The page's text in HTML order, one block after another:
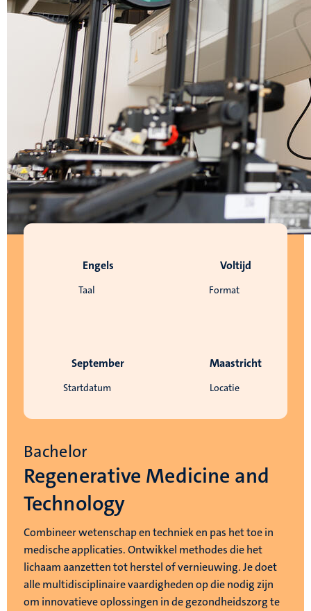
Taal
Engels
Format
Voltijd
Startdatum
September
Locatie
Maastricht
Bachelor
Regenerative Medicine and
Technology
Combineer wetenschap en techniek en pas het toe in
medische applicaties. Ontwikkel methodes die het
lichaam aanzetten tot herstel of vernieuwing. Je doet
alle multidisciplinaire vaardigheden op die nodig zijn
om innovatieve oplossingen in de gezondheidszorg te